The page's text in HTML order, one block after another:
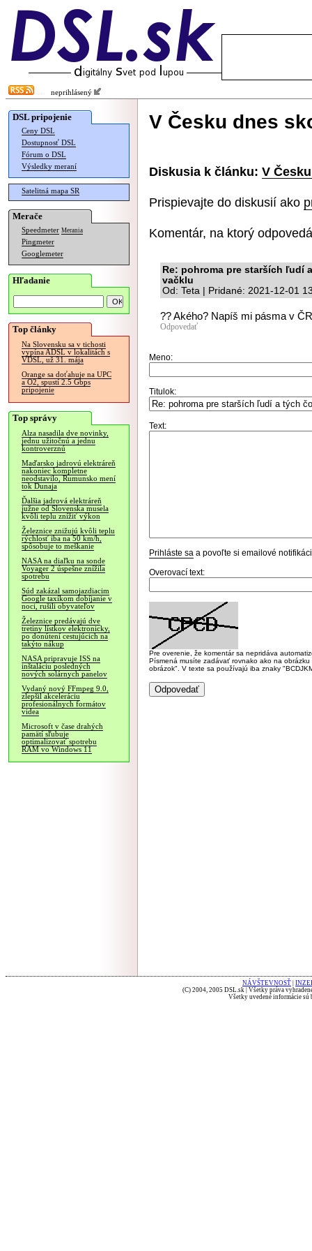
neprihlásený
DSL pripojenie
Ceny DSL
Dostupnosť DSL
Fórum o DSL
Výsledky meraní
Satelitná mapa SR
Merače
Speedmeter Merania
Pingmeter
Googlemeter
Hľadanie
Top články
Na Slovensku sa v tichosti
vypína ADSL v lokalitách s
VDSL, už 31. mája
Orange sa doťahuje na UPC
a O2, spustí 2.5 Gbps
pripojenie
Top správy
Alza nasadila dve novinky,
jednu užitočnú a jednu
kontroverznú
Maďarsko jadrovú elektráreň
nakoniec kompletne
neodstavilo, Rumunsko mení
tok Dunaja
Ďalšia jadrová elektráreň
južne od Slovenska musela
kvôli teplu znížiť výkon
Železnice znižujú kvôli teplu
rýchlosť iba na 50 km/h,
spôsobuje to meškanie
NASA na diaľku na sonde
Voyager 2 úspešne znížila
spotrebu
Súd zakázal samojazdiacim
Google taxíkom dobíjanie v
noci, rušili obyvateľov
Železnice predávajú dve
tretiny lístkov elektronicky,
po donútení cestujúcich na
takýto nákup
NASA pripravuje ISS na
inštaláciu posledných
nových solárnych panelov
Vydaný nový FFmpeg 9.0,
zlepšil akceleráciu
profesionálnych formátov
videa
Microsoft v čase drahých
pamätí sľubuje
optimalizovať spotrebu
RAM vo Windows 11
V Česku dnes
Diskusia k článku: V
Prispievajte do diskusií ako
Komentár, na ktorý
Re: pohroma pre starších ľudí
vačklu
Od: Teta | Pridané: 2021-12-01
?? Akého? Napíš mi pásma v
Odpovedať
Meno:
Titulok:
Text:
Prihláste sa a povoľte si emailové
Overovací text:
Pre overenie, že komentár sa nepridáva
Písmená musíte zadávať rovnako ako na
obrázok". V texte sa používajú iba znaky
NÁVŠTEVNOSŤ
(C) 2004, 2005 DSL.sk | Všetky práva
Všetky uvedené informácie sú